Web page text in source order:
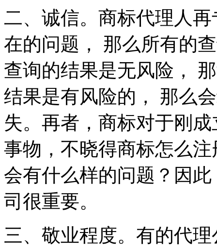
二、诚信。商标代理人
在的问题， 那么所有的
查询的结果是无风险，
结果是有风险的， 那么
失。再者，商标对于刚
事物，不晓得商标怎么
会有什么样的问题？因
司很重要。
三、敬业程度。有的代